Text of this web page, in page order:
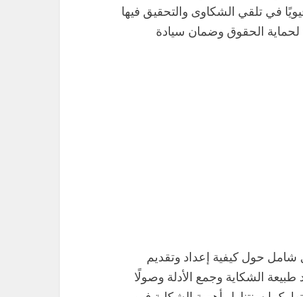
في تلقي الشكاوى والتحقيق فيها
لحماية الحقوق وضمان سيادة
شامل حول كيفية إعداد وتقديم
الشكاية وجمع الأدلة وصولًا